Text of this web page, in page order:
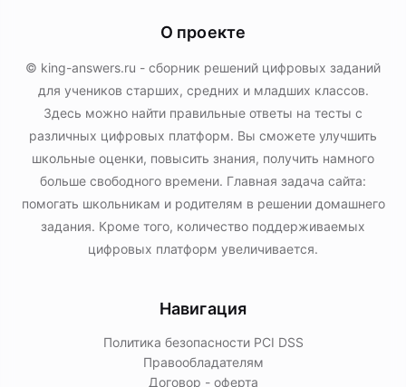
О проекте
© king-answers.ru - сборник решений цифровых заданий
для учеников старших, средних и младших классов.
Здесь можно найти правильные ответы на тесты с
различных цифровых платформ. Вы сможете улучшить
школьные оценки, повысить знания, получить намного
больше свободного времени. Главная задача сайта:
помогать школьникам и родителям в решении домашнего
задания. Кроме того, количество поддерживаемых
цифровых платформ увеличивается.
Навигация
Политика безопасности PСI DSS
Правообладателям
Договор - оферта